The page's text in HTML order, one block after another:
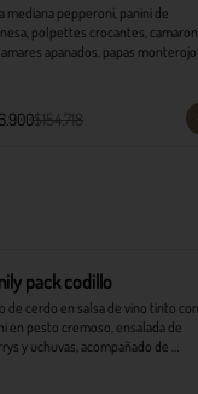
mediana pepperoni, panini de
polpettes crocantes,
apanados, papas
$154.718
pack codillo
de cerdo en salsa de vino tinto con
en pesto cremoso, ensalada de
y uchuvas, acompañado de